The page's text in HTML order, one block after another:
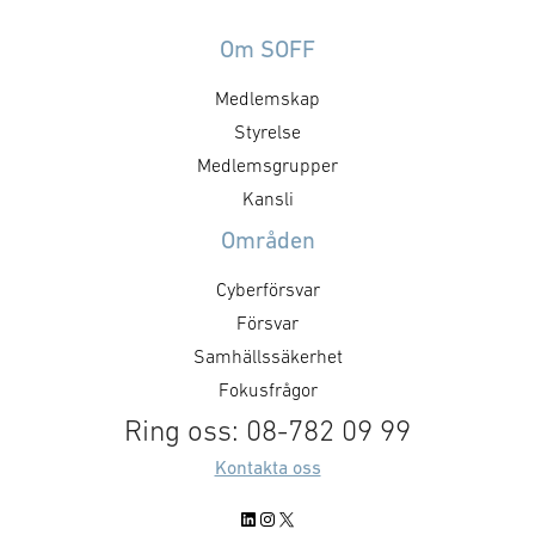
utefter en årligt fastställd
mål och aktiviteter. Syftet med
mötet är att utveckla föreningens
positioner inom cyberområdet,
att besluta om kommande
samt att nätverka mellan
Målsättningen är att det ska …
Om SOFF
Medlemskap
Styrelse
Medlemsgrupper
Kansli
Områden
Cyberförsvar
Försvar
Samhällssäkerhet
Fokusfrågor
Ring oss: 08-782 09 99
Kontakta oss
LinkedIn
Instagram
X